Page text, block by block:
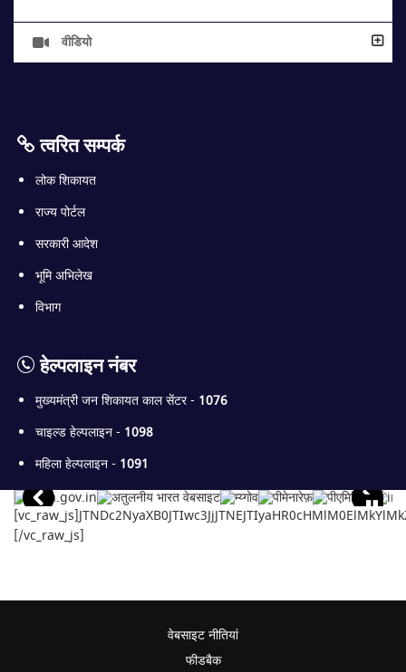
वीडियो
त्वरित सम्पर्क
लोक शिकायत
राज्य पोर्टल
सरकारी आदेश
भूमि अभिलेख
विभाग
हेल्पलाइन नंबर
मुख्यमंत्री जन शिकायत काल सेंटर - 1076
चाइल्ड हेल्पलाइन - 1098
महिला हेल्पलाइन - 1091
[/vc_raw_js]
वेबसाइट नीतियां
फीडबैक